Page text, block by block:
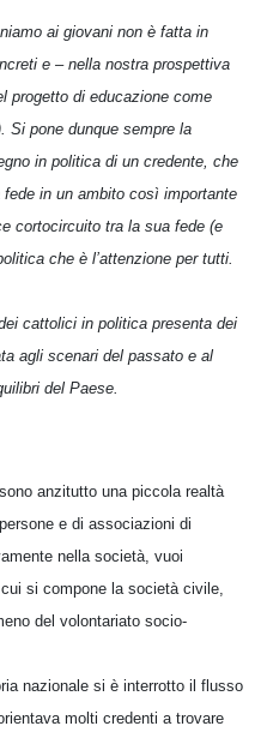
ai giovani non è fatta in
e – nella nostra prospettiva
progetto di educazione come
Si pone dunque sempre la
in politica di un credente, che
in un ambito così importante
cortocircuito tra la sua fede (e
che è l’attenzione per tutti.
cattolici in politica presenta dei
agli scenari del passato e al
del Paese.
anzitutto una piccola realtà
e di associazioni di
nella società, vuoi
si compone la società civile,
del volontariato socio-
nazionale si è interrotto il flusso
molti credenti a trovare